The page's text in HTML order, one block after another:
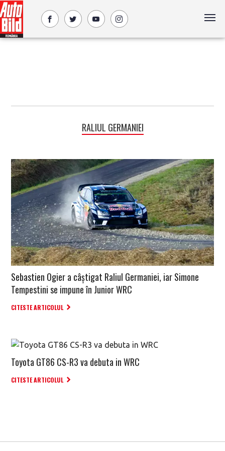
RALIUL GERMANIEI
Sebastien Ogier a câștigat Raliul Germaniei, iar Simone
Tempestini se impune în Junior WRC
CITESTE ARTICOLUL
Toyota GT86 CS-R3 va debuta in WRC
CITESTE ARTICOLUL